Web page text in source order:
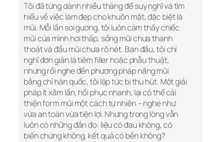
Tôi đã từng dành nhiều tháng để suy nghĩ và tìm
hiểu về việc làm đẹp cho khuôn mặt, đặc biệt là
mũi. Mỗi lần soi gương, tôi luôn cảm thấy chiếc
mũi của mình hơi thấp, sống mũi chưa thanh
thoát và đầu mũi chưa rõ nét. Ban đầu, tôi chỉ
nghĩ đơn giản là tiêm filler hoặc phẫu thuật,
nhưng rồi nghe đến phương pháp nâng mũi
bằng chỉ hàn quốc, tôi lập tức bị thu hút. Một giải
pháp ít xâm lấn, hồi phục nhanh, lại có thể cải
thiện form mũi một cách tự nhiên – nghe như
vừa an toàn vừa tiện lợi. Nhưng trong lòng vẫn
luôn có những đắn đo: liệu có đau không, có
biến chứng không, kết quả có bền không?